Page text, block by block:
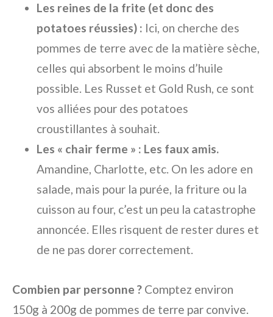
Les reines de la frite (et donc des
potatoes réussies) : Ici, on cherche des
pommes de terre avec de la matière sèche,
celles qui absorbent le moins d’huile
possible. Les Russet et Gold Rush, ce sont
vos alliées pour des potatoes
croustillantes à souhait.
Les « chair ferme » : Les faux amis.
Amandine, Charlotte, etc. On les adore en
salade, mais pour la purée, la friture ou la
cuisson au four, c’est un peu la catastrophe
annoncée. Elles risquent de rester dures et
de ne pas dorer correctement.
Combien par personne ? Comptez environ
150g à 200g de pommes de terre par convive.